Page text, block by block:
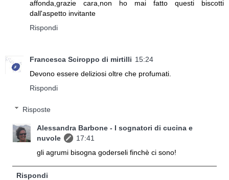
affonda,grazie cara,non ho mai fatto questi biscotti
dall'aspetto invitante
Rispondi
Francesca Sciroppo di mirtilli 15:24
Devono essere deliziosi oltre che profumati.
Rispondi
Risposte
Alessandra Barbone - I sognatori di cucina e
nuvole
17:41
gli agrumi bisogna goderseli finchè ci sono!
Rispondi